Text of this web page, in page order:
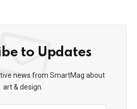
to Updates
news from SmartMag about
art & design.